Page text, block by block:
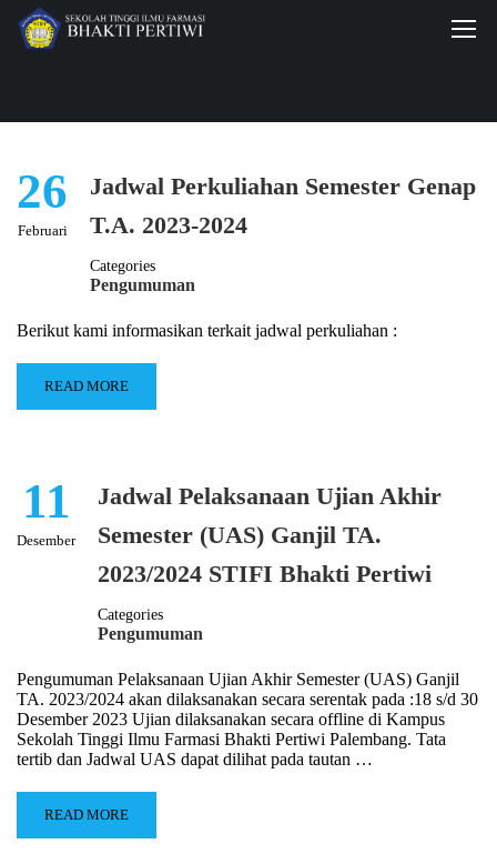
26
Februari
Jadwal Perkuliahan Semester Genap
T.A. 2023-2024
Categories
Pengumuman
Berikut kami informasikan terkait jadwal perkuliahan :
READ MORE
11
Desember
Jadwal Pelaksanaan Ujian Akhir
Semester (UAS) Ganjil TA.
2023/2024 STIFI Bhakti Pertiwi
Categories
Pengumuman
Pengumuman Pelaksanaan Ujian Akhir Semester (UAS) Ganjil
TA. 2023/2024 akan dilaksanakan secara serentak pada :18 s/d 30
Desember 2023 Ujian dilaksanakan secara offline di Kampus
Sekolah Tinggi Ilmu Farmasi Bhakti Pertiwi Palembang. Tata
tertib dan Jadwal UAS dapat dilihat pada tautan …
READ MORE